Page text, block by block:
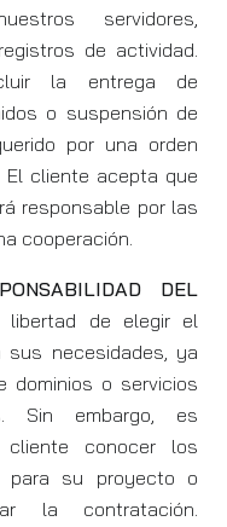
servidores,
de actividad.
la entrega de
o suspensión de
por una orden
El cliente acepta que
responsable por las
cooperación.
DEL
de elegir el
necesidades, ya
dominios o servicios
Sin embargo, es
cliente conocer los
para su proyecto o
la contratación.